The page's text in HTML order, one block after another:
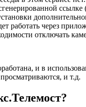
работать через
отключать
и в
и т.д.